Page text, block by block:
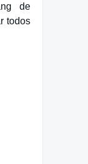
de
todos